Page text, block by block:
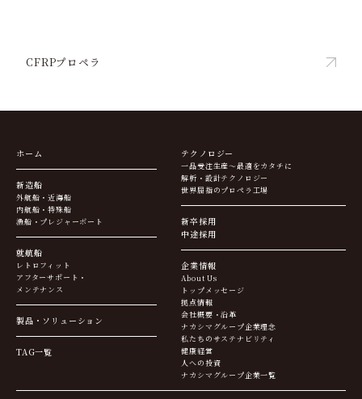
CFRPプロペラ
ホーム
新造船
外航船・近海船
内航船・特殊船
漁船・プレジャーボート
就航船
レトロフィット
アフターサポート・
メンテナンス
製品・ソリューション
TAG一覧
テクノロジー
一品受注生産～最適をカタチに
解析・設計テクノロジー
世界屈指のプロペラ工場
新卒採用
中途採用
企業情報
About Us
トップメッセージ
拠点情報
会社概要・沿革
ナカシマグループ企業理念
私たちのサステナビリティ
健康経営
人への投資
ナカシマグループ企業一覧